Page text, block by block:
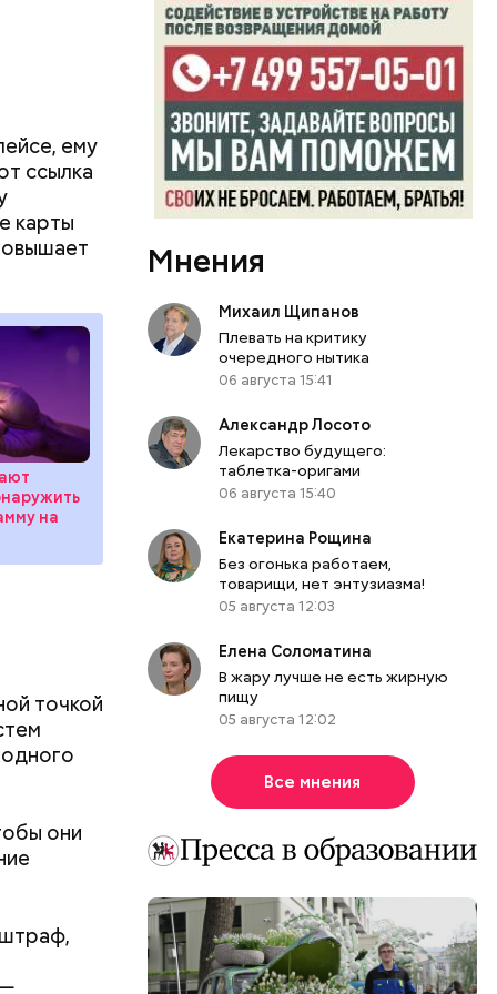
ему
ссылка
карты
на
точкой
они
со
Мнения
Михаил Щипанов
Плевать на критику
очередного нытика
06 августа 15:41
Александр Лосото
Лекарство будущего:
таблетка-оригами
06 августа 15:40
Екатерина Рощина
Без огонька работаем,
товарищи, нет энтузиазма!
05 августа 12:03
Елена Соломатина
В жару лучше не есть жирную
пищу
05 августа 12:02
Все мнения